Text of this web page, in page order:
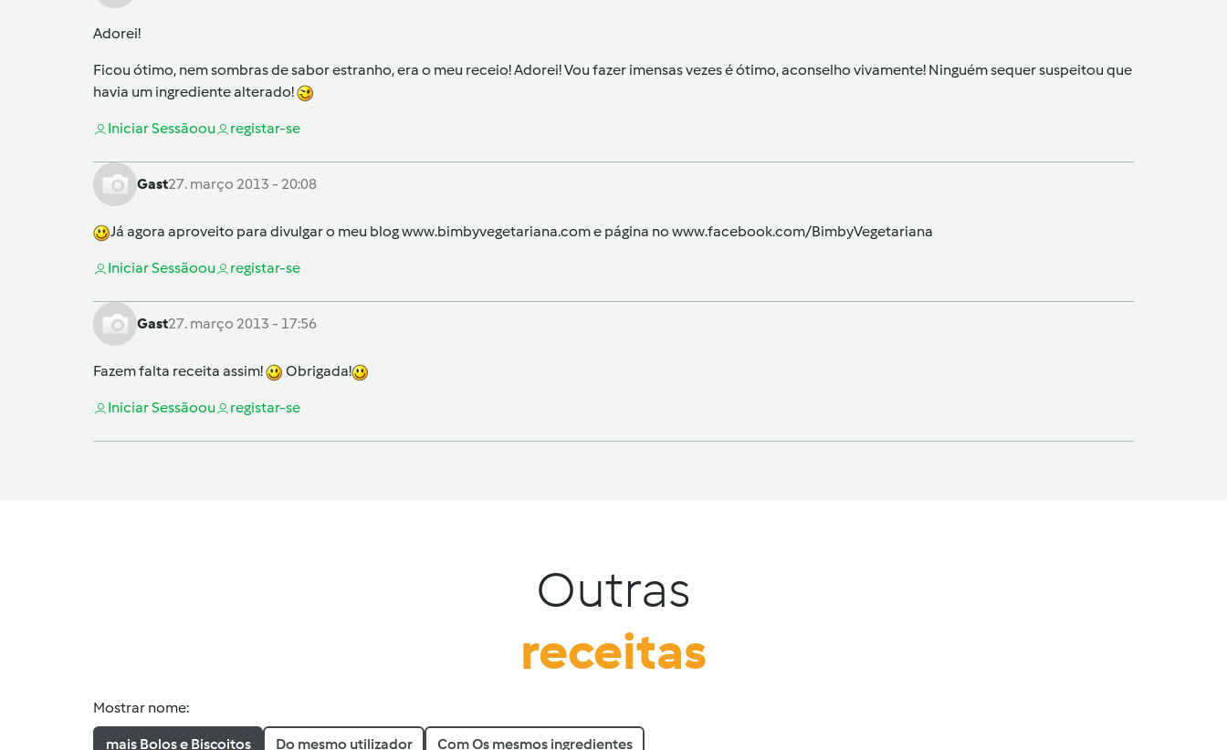
Adorei!
Ficou ótimo, nem sombras de sabor estranho, era o meu receio! Adorei! Vou fazer imensas vezes é ótimo, aconselho vivamente! Ninguém sequer suspeitou que
havia um ingrediente alterado!
Iniciar Sessãoou registar-se
Gast27. março 2013 - 20:08
Já agora aproveito para divulgar o meu blog www.bimbyvegetariana.com e página no www.facebook.com/BimbyVegetariana
Iniciar Sessãoou registar-se
Gast27. março 2013 - 17:56
Fazem falta receita assim! Obrigada!
Iniciar Sessãoou registar-se
Outras
receitas
Mostrar nome:
mais Bolos e Biscoitos Do mesmo utilizador Com Os mesmos ingredientes